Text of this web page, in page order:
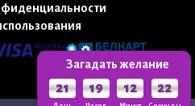
Загадать желание
21 19 12 21